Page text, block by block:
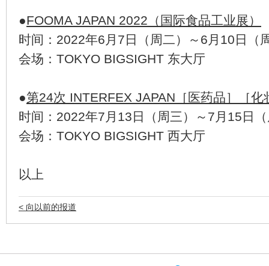
●FOOMA JAPAN 2022（国际食品工业展）
时间：2022年6月7日（周二）～6月10日（
会场：TOKYO BIGSIGHT 东大厅
●第24次 INTERFEX JAPAN［医药品］［化
时间：2022年7月13日（周三）～7月15日
会场：TOKYO BIGSIGHT 西大厅
以上
< 向以前的报道